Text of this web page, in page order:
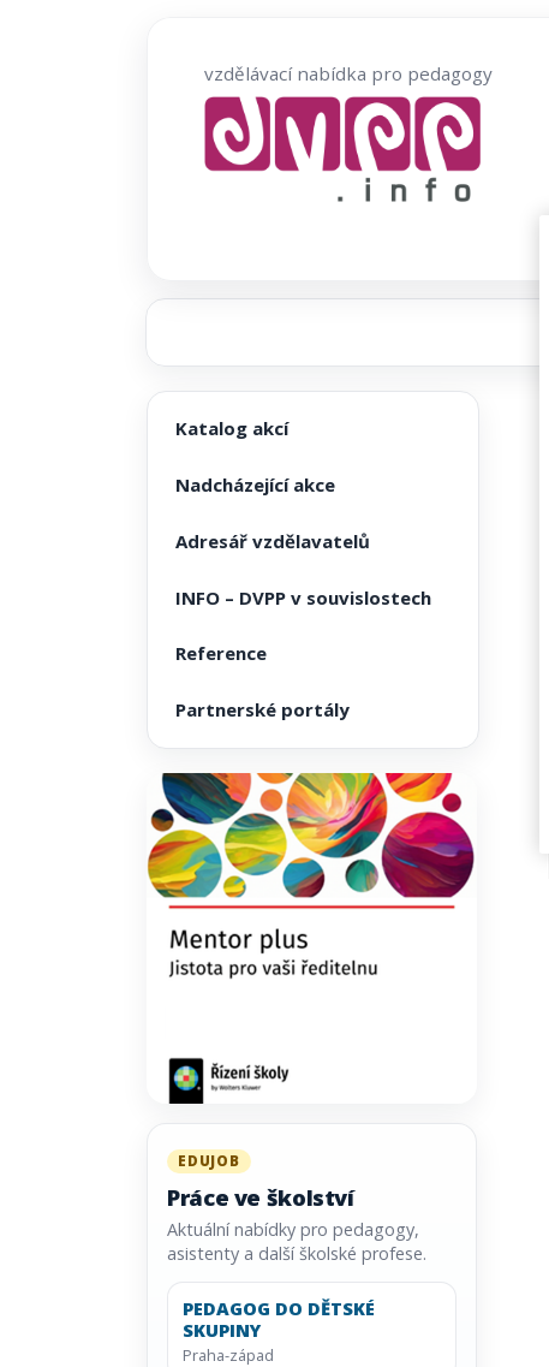
vzdělávací nabídka pro pedagogy
Katalog akcí
Nadcházející akce
Adresář vzdělavatelů
INFO – DVPP v souvislostech
Reference
Partnerské portály
EDUJOB
Práce ve školství
Aktuální nabídky pro pedagogy,
asistenty a další školské profese.
PEDAGOG DO DĚTSKÉ
SKUPINY
Praha-západ